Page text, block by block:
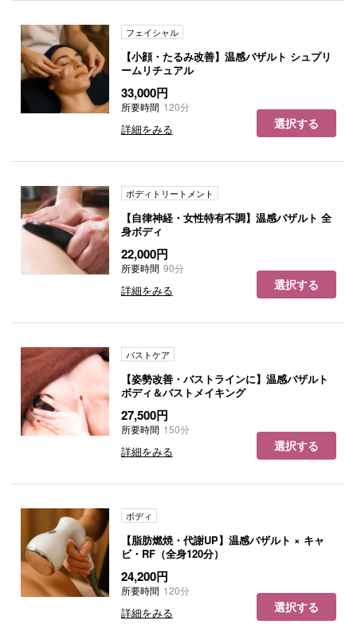
フェイシャル
【小顔・たるみ改善】温感バザルト シュプリ
ームリチュアル
33,000円
所要時間 120分
詳細をみる 選択する
ボディトリートメント
【自律神経・女性特有不調】温感バザルト 全
身ボディ
22,000円
所要時間 90分
詳細をみる 選択する
バストケア
【姿勢改善・バストラインに】温感バザルト
ボディ＆バストメイキング
27,500円
所要時間 150分
詳細をみる 選択する
ボディ
【脂肪燃焼・代謝UP】温感バザルト × キャ
ビ・RF（全身120分）
24,200円
所要時間 120分
詳細をみる 選択する